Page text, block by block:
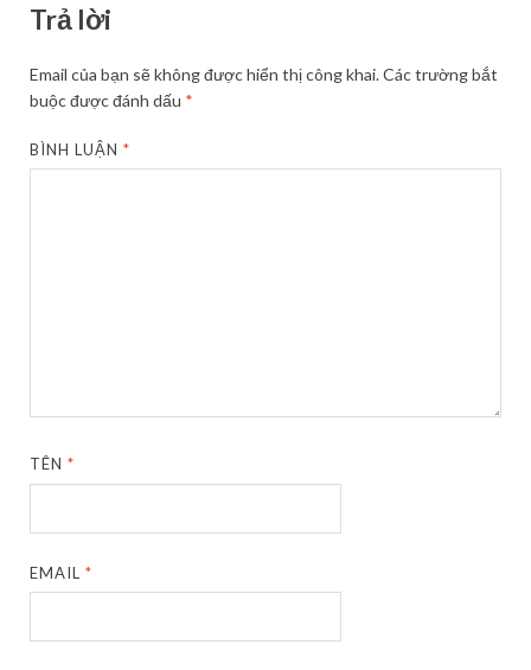
Trả lời
Email của bạn sẽ không được hiển thị công khai.Các trường bắt
buộc được đánh dấu *
BÌNH LUẬN*
TÊN*
EMAIL*